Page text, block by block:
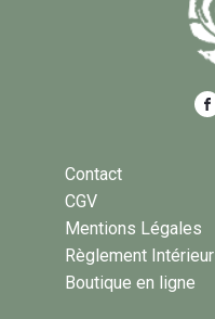
Contact
CGV
Mentions Légales
Règlement Intérieur
Boutique en ligne